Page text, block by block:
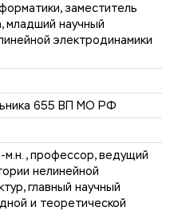
заместитель
младший научный
электродинамики
655 ВП МО РФ
м.н., профессор, ведущий
нелинейной
главный научный
и теоретической